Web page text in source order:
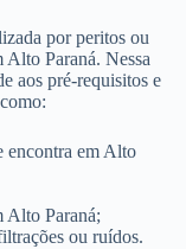
por peritos ou
Alto Paraná. Nessa
aos pré-requisitos e
encontra em Alto
Alto Paraná;
ou ruídos.